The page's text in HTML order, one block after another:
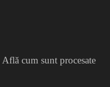
Află cum sunt procesate